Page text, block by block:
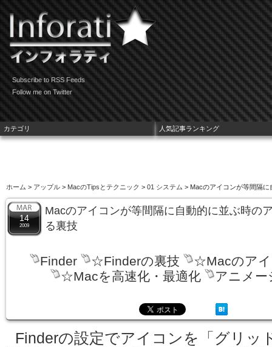
Subscribe to RSS Feeds
Follow me on Twitter
ホーム > アップル > MacのTipsとテクニック > 01 システム > Macのアイコンが等間隔
14
2009
Macのアイコンが等間隔に自動的に並ぶ時の
る裏技
Finder ☆Finderの裏技
☆Macのア
☆Macを高速化・最適化
アニメー
Finderの設定でアイコンを「グリッ
カテゴリ 人気記事ランキング